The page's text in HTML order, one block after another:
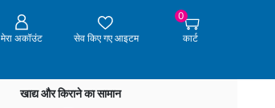
मेरा अकॉउंट सेव किए गए आइटम
0
कार्ट
खाद्य और किराने का सामान